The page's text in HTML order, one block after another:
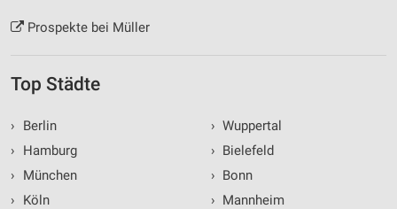
Prospekte bei Müller
Top Städte
›
Berlin
›
Hamburg
›
München
›
Köln
› Wuppertal
› Bielefeld
› Bonn
› Mannheim